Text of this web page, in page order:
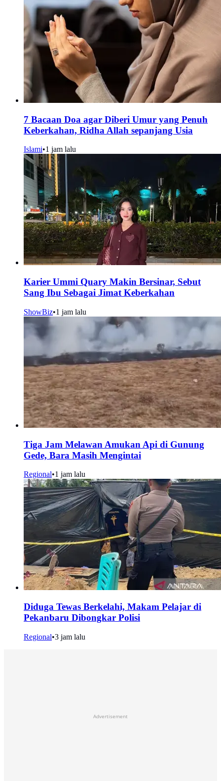
7 Bacaan Doa agar Diberi Umur yang Penuh
Keberkahan, Ridha Allah sepanjang Usia
Islami•1 jam lalu
Karier Ummi Quary Makin Bersinar, Sebut
Sang Ibu Sebagai Jimat Keberkahan
ShowBiz•1 jam lalu
Tiga Jam Melawan Amukan Api di Gunung
Gede, Bara Masih Mengintai
Regional•1 jam lalu
Diduga Tewas Berkelahi, Makam Pelajar di
Pekanbaru Dibongkar Polisi
Regional•3 jam lalu
Advertisement